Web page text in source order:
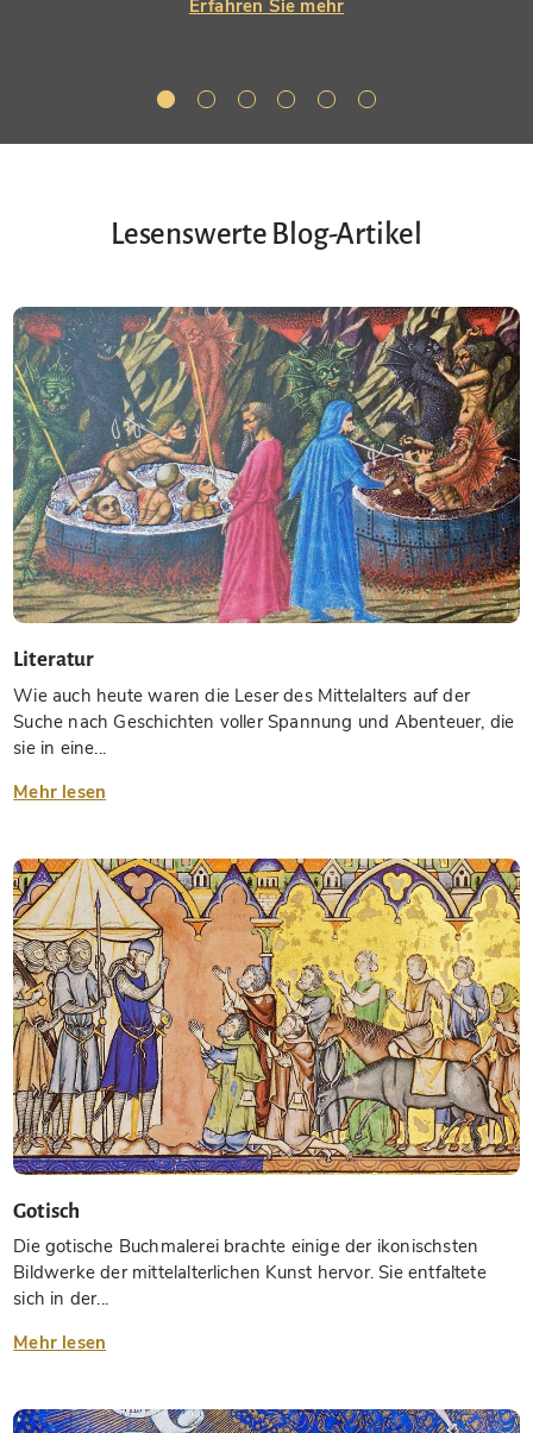
Erfahren Sie mehr
Lesenswerte Blog-Artikel
Literatur
Wie auch heute waren die Leser des Mittelalters auf der
Suche nach Geschichten voller Spannung und Abenteuer, die
sie in eine...
Mehr lesen
Gotisch
Die gotische Buchmalerei brachte einige der ikonischsten
Bildwerke der mittelalterlichen Kunst hervor. Sie entfaltete
sich in der...
Mehr lesen